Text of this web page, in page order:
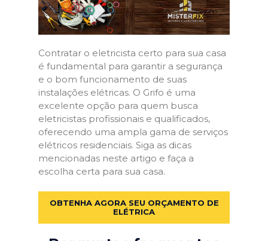
Contratar o eletricista certo para sua casa
é fundamental para garantir a segurança
e o bom funcionamento de suas
instalações elétricas. O Grifo é uma
excelente opção para quem busca
eletricistas profissionais e qualificados,
oferecendo uma ampla gama de serviços
elétricos residenciais. Siga as dicas
mencionadas neste artigo e faça a
escolha certa para sua casa.
OBTENHA AGORA SEU ORÇAMENTO DE
ELÉTRICA